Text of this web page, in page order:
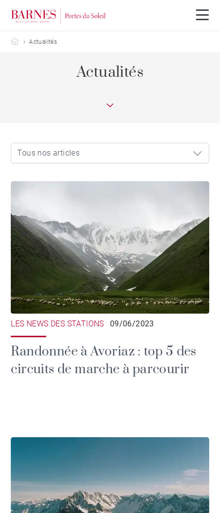
Barnes Portes du Soleil
Actualités
Actualités
Tous nos articles
LES NEWS DES STATIONS 09/06/2023
Randonnée à Avoriaz : top 5 des
circuits de marche à parcourir